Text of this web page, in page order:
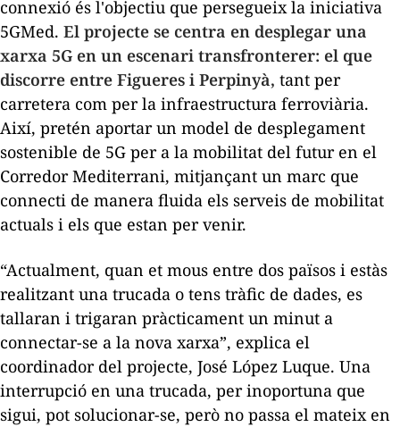
connexió és l'objectiu que persegueixla iniciativa
5GMed. El projecte se centra en desplegar una
xarxa 5G en un escenari transfronterer: el que
discorre entre Figueres i Perpinyà, tant per
carretera com per la infraestructura ferroviària.
Així, pretén aportar un model de desplegament
sostenible de 5G per a la mobilitat del futur en el
Corredor Mediterrani, mitjançant un marc que
connecti de manera fluida els serveis de mobilitat
actuals i els que estan per venir.
“Actualment, quan et mous entre dos països i estàs
realitzant una trucada o tens tràfic de dades, es
tallaran i trigaran pràcticament un minut a
connectar-se a la nova xarxa”, explica el
coordinador del projecte, José López Luque. Una
interrupció en una trucada, per inoportuna que
sigui, pot solucionar-se, però no passa el mateix en